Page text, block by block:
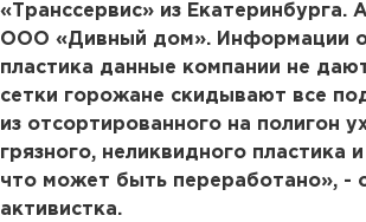
«Транссервис» из Екатеринбурга.
ООО «Дивный дом». Информации
пластика данные компании не
сетки горожане скидывают все
из отсортированного на полигон
грязного, неликвидного пластика
что может быть переработано», -
активистка.